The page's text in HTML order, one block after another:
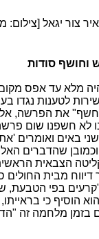
צור יגאל [צילום:
וחושף סודות
מלא עד אפס
לטענות נגדו
את הפרשה,
לא חשפנו שום
באים ואומרים
שהדברים
הצבאית
מבית החולים
"קרעים בפי הטבעת,
הוסיף כי
בזמן מלחמה זה